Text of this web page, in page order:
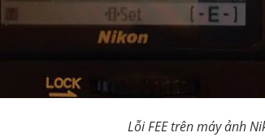
Lỗi FEE trên máy ảnh